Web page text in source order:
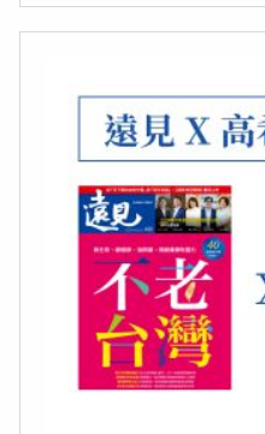
《激素平衡瘦身課》
《致富心態》
《一如既往》
《高希均回憶錄》